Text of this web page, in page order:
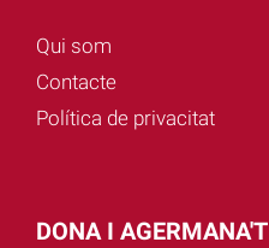
Qui som
Contacte
Política de privacitat
DONA I AGERMANA'T